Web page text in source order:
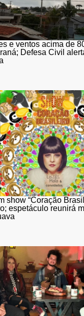
e ventos acima de
Defesa Civil
show “Coração
espetáculo reunirá